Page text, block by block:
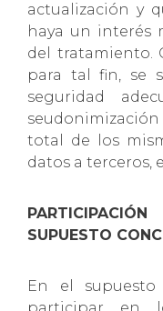
actualización y
haya un interés
del tratamiento.
para tal fin, se
seguridad
total de los
datos a terceros,
SUPUESTO
En el